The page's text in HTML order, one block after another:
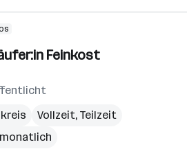
Feinkost
Vollzeit, Teilzeit